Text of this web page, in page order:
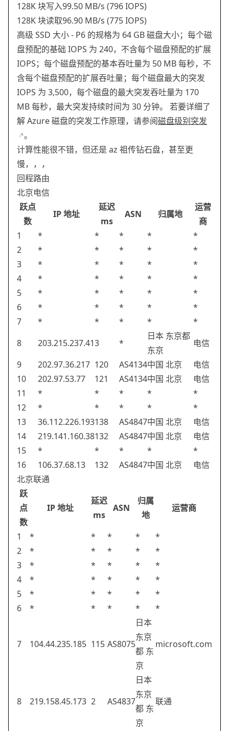
128K 块写入99.50 MB/s (796 IOPS)
128K 块读取96.90 MB/s (775 IOPS)
高级 SSD 大小 - P6 的规格为 64 GB 磁盘大小；每个磁
盘预配的基础 IOPS 为 240，不含每个磁盘预配的扩展
IOPS；每个磁盘预配的基本吞吐量为 50 MB 每秒，不
含每个磁盘预配的扩展吞吐量；每个磁盘最大的突发
IOPS 为 3,500，每个磁盘的最大突发吞吐量为 170
MB 每秒，最大突发持续时间为 30 分钟。 若要详细了
解 Azure 磁盘的突发工作原理，请参阅磁盘级别突发
。
计算性能很不错，但还是 az 祖传钻石盘，甚至更
慢，，，
回程路由
北京电信
跃点
数
IP 地址
延迟
ms
ASN 归属地
运营
商
1
* * * *
*
2
* * * *
*
3
* * * *
*
4
* * * *
*
5
* * * *
*
6
* * * *
*
7
* * * *
*
8
203.215.237.413 *
日本 东京都
东京
电信
9
202.97.36.217 120 AS4134中国 北京
电信
10
202.97.53.77 121 AS4134中国 北京
电信
11
* * * *
*
12
* * * *
*
13
36.112.226.193138 AS4847中国 北京
电信
14
219.141.160.38132 AS4847中国 北京
电信
15
* * * *
*
16
106.37.68.13 132 AS4847中国 北京
电信
北京联通
跃
点
数
IP 地址
延迟
ms
ASN
归属
地
运营商
1 * * * *
*
2
* * * *
*
3
* * * *
*
4
* * * *
*
5
* * * *
*
6
* * * * *
7 104.44.235.185 115 AS8075
日本
东京
都 东
京
microsoft.com
8 219.158.45.173 2 AS4837
日本
东京
都 东
京
联通